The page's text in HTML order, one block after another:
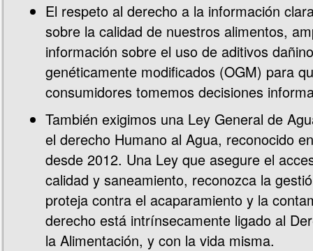
El respeto al derecho a la información
sobre la calidad de nuestros alimentos,
información sobre el uso de aditivos
genéticamente modificados (OGM) para
consumidores tomemos decisiones
También exigimos una Ley General de
el derecho Humano al Agua, reconocido
desde 2012. Una Ley que asegure el
calidad y saneamiento, reconozca la
proteja contra el acaparamiento y la
derecho está intrínsecamente ligado al
la Alimentación, y con la vida misma.